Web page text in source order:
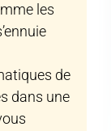
les
de
dans une